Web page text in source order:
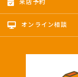
オンライン相談